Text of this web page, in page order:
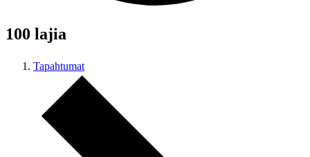
100 lajia
Tapahtumat